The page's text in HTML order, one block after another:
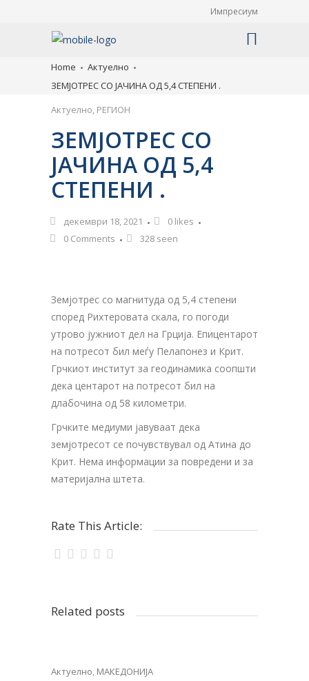
Импресиум
Home
Актуелно
ЗЕМЈОТРЕС СО ЈАЧИНА ОД 5,4 СТЕПЕНИ .
Актуелно, РЕГИОН
ЗЕМЈОТРЕС СО
ЈАЧИНА ОД 5,4
СТЕПЕНИ .
декември 18, 2021 0 likes
0 Comments
328 seen
Земјотрес со магнитуда од 5,4 степени
според Рихтеровата скала, го погоди
утрово јужниот дел на Грција. Епицентарот
на потресот бил меѓу Пелапонез и Крит.
Грчкиот институт за геодинамика соопшти
дека центарот на потресот бил на
длабочина од 58 километри.
Грчките медиуми јавуваат дека
земјотресот се почувствувал од Атина до
Крит. Нема информации за повредени и за
материјална штета.
Rate This Article:
Related posts
Актуелно, МАКЕДОНИЈА